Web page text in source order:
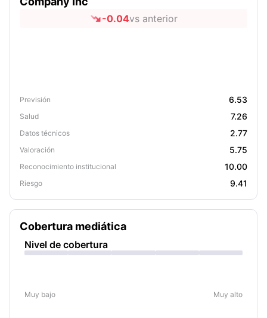
-0.04vs anterior
Previsión 6.53
Salud 7.26
Datos técnicos 2.77
Valoración 5.75
Reconocimiento institucional 10.00
Riesgo 9.41
Cobertura mediática
Nivel de cobertura
Muy bajo Muy alto